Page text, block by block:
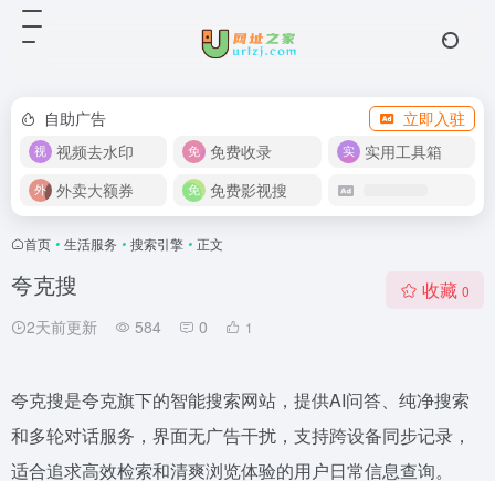
自助广告
立即入驻
视频去水印
免费收录
实用工具箱
外卖大额券
免费影视搜
首页 • 生活服务 • 搜索引擎 • 正文
夸克搜
2天前更新 584 0 1
收藏 0
夸克搜是夸克旗下的智能搜索网站，提供AI问答、纯净搜索
和多轮对话服务，界面无广告干扰，支持跨设备同步记录，
适合追求高效检索和清爽浏览体验的用户日常信息查询。